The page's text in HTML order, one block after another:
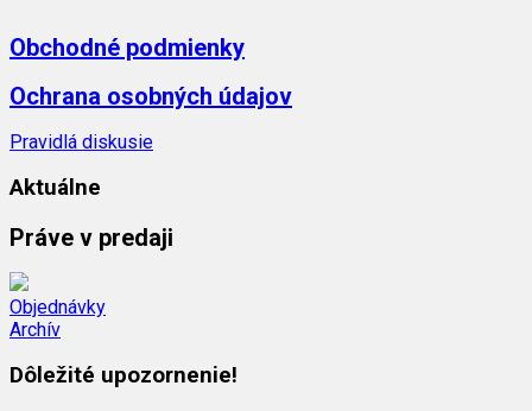
Obchodné podmienky
Ochrana osobných údajov
Pravidlá diskusie
Aktuálne
Práve v predaji
Objednávky
Archív
Dôležité upozornenie!